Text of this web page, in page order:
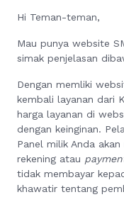
Hi Teman-teman,
Mau punya website
simak penjelasan
Dengan memliki
kembali layanan dari
harga layanan di
dengan keinginan.
Panel milik Anda
rekening atau
tidak membayar
khawatir tentang